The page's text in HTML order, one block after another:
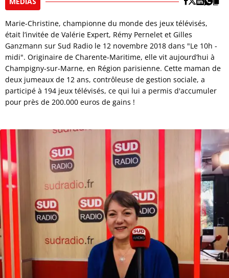
Marie-Christine, championne du monde des jeux télévisés,
était l’invitée de Valérie Expert, Rémy Pernelet et Gilles
Ganzmann sur Sud Radio le 12 novembre 2018 dans "Le 10h -
midi". Originaire de Charente-Maritime, elle vit aujourd’hui à
Champigny-sur-Marne, en Région parisienne. Cette maman de
deux jumeaux de 12 ans, contrôleuse de gestion sociale, a
participé à 194 jeux télévisés, ce qui lui a permis d'accumuler
pour près de 200.000 euros de gains !